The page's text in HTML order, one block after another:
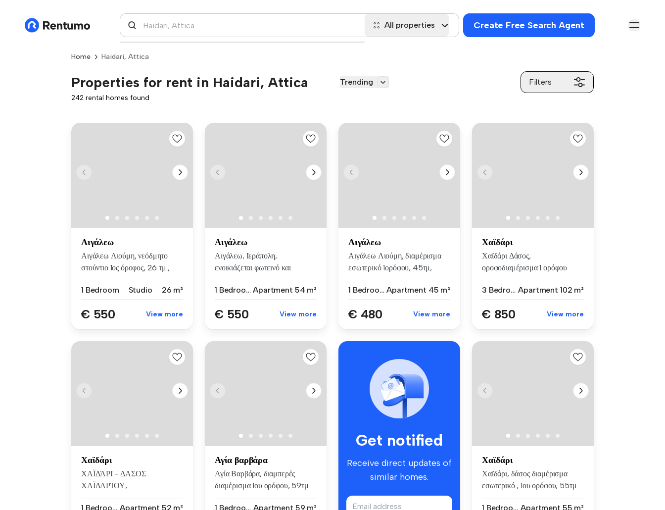
All properties Create Free Search Agent
Home Haidari, Attica
Properties for rent in Haidari, Attica Trending Filters
242 rental homes found
Αιγάλεω
Αιγάλεω Λιούμη, νεόδμητο
στούντιο 1ος όροφος, 26 τμ.,
1 Bedroom
Studio 26 m²
€ 550 View more
Αιγάλεω
Αιγάλεω, Ιεράπολη,
ενοικιάζεται φωτεινό και
1 Bedroom Apartment 54 m²
€ 550 View more
Αιγάλεω
Αιγάλεω Λιούμη, διαμέρισμα
εσωτερικό 1ορόφου, 45τμ,
1 Bedroom Apartment 45 m²
€ 480 View more
Χαϊδάρι
Χαϊδάρι Δάσος,
οροφοδιαμέρισμα 1 ορόφου
3 Bedrooms Apartment 102 m²
€ 850 View more
Χαϊδάρι
ΧΑΪΔΆΡΙ - ΔΑΣΟΣ
ΧΑΪΔΑΡΊΟΥ,
1 Bedroom Apartment 52 m²
Αγία βαρβάρα
Αγία Βαρβάρα, διαμπερές
διαμέρισμα 1ου ορόφου, 59τμ
1 Bedroom Apartment 59 m²
Get notified
Receive direct updates of
similar homes.
Χαϊδάρι
Χαϊδάρι, δάσος διαμέρισμα
εσωτερικό , 1ου ορόφου, 55τμ
1 Bedroom Apartment 55 m²